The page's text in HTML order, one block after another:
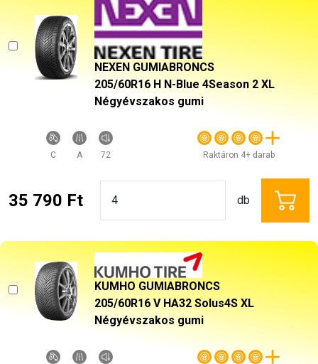
NEXEN GUMIABRONCS
205/60R16 H N-Blue 4Season 2 XL
Négyévszakos gumi
C A 72 Raktáron 4+ darab
35 790 Ft db
KUMHO GUMIABRONCS
205/60R16 V HA32 Solus4S XL
Négyévszakos gumi